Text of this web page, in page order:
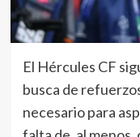
El Hércules CF
busca de
necesario para